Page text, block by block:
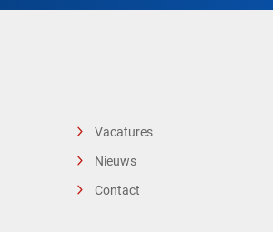
Vacatures
Nieuws
Contact